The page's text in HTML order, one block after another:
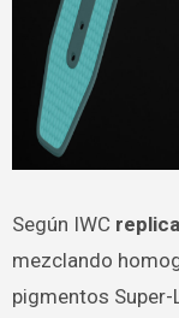
Según IWC
mezclando
pigmentos